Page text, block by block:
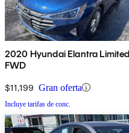
2020 Hyundai Elantra Limited
FWD
$11,199 Gran oferta
Incluye tarifas de conc.